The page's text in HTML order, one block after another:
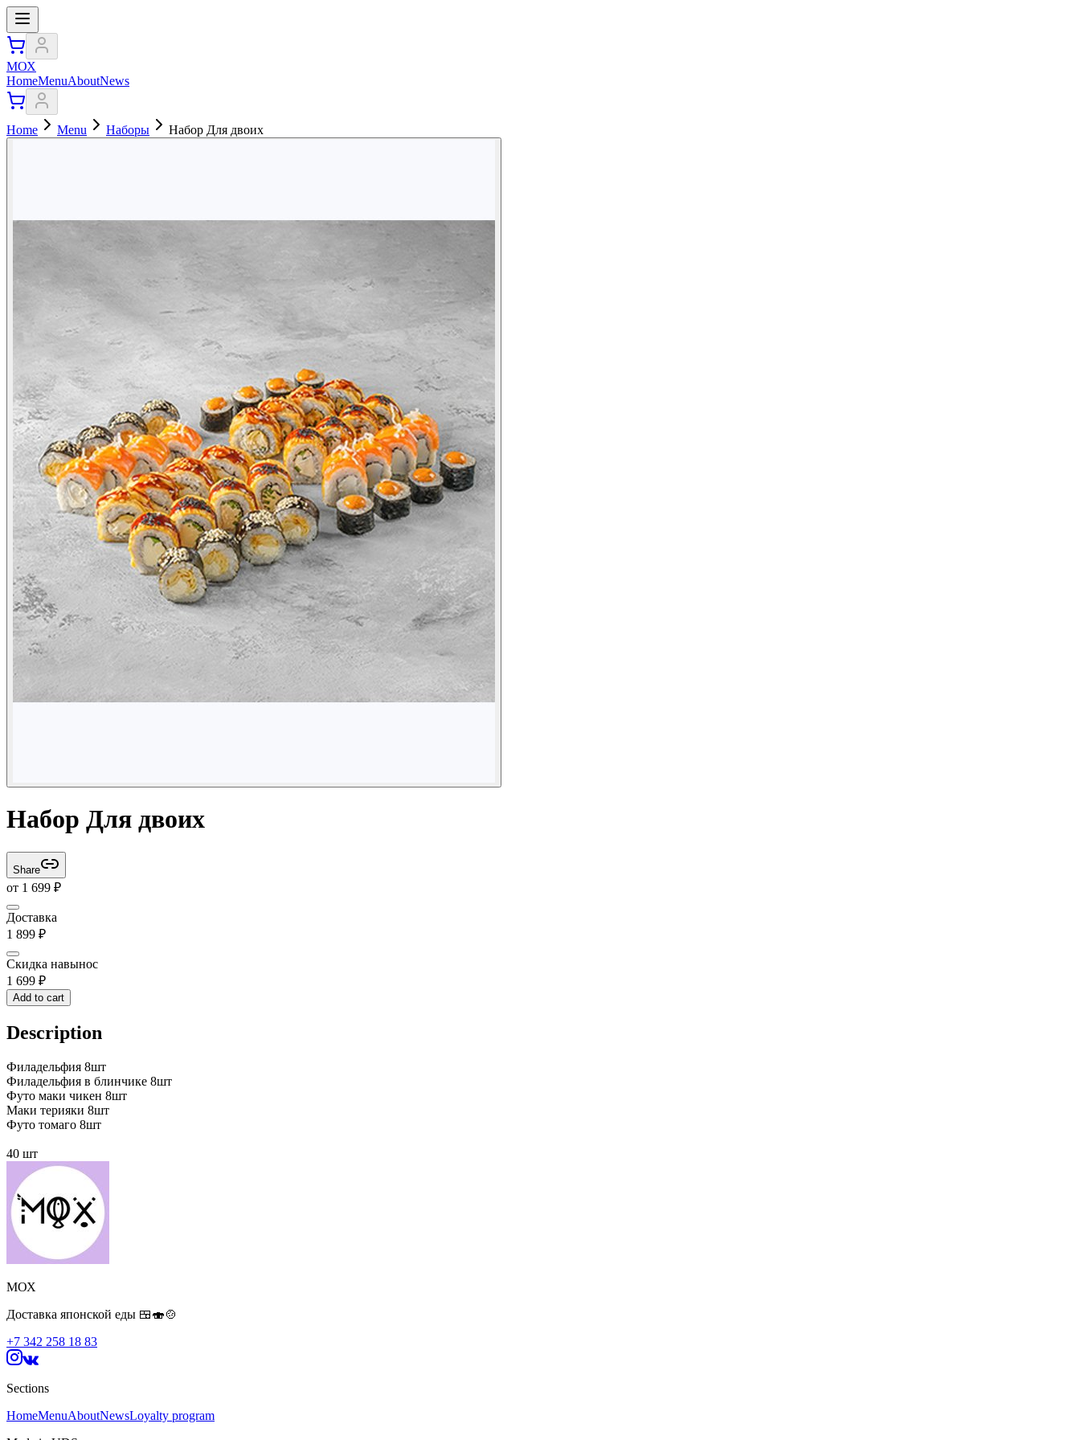
МОХ
HomeMenuAboutNews
Home Menu Наборы Набор Для двоих
Набор Для двоих
Share
от 1 699 ₽
Доставка
1 899 ₽
Скидка навынос
1 699 ₽
Add to cart
Description
Филадельфия 8шт
Филадельфия в блинчике 8шт
Футо маки чикен 8шт
Маки терияки 8шт
Футо томаго 8шт
40 шт
МОХ
Доставка японской еды 🍱🍣🍲
+7 342 258 18 83
Sections
HomeMenuAboutNewsLoyalty program